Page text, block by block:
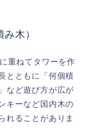
木）
重ねてタワーを作
とともに「何個積
など遊び方が広が
キーなど国内木の
れることがありま